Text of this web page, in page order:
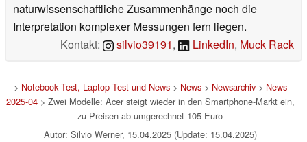
naturwissenschaftliche Zusammenhänge noch die
Interpretation komplexer Messungen fern liegen.
Kontakt:
silvio39191, LinkedIn, Muck Rack
> Notebook Test, Laptop Test und News> News> Newsarchiv> News
2025-04> Zwei Modelle: Acer steigt wieder in den Smartphone-Markt ein,
zu Preisen ab umgerechnet 105 Euro
Autor: Silvio Werner, 15.04.2025 (Update: 15.04.2025)